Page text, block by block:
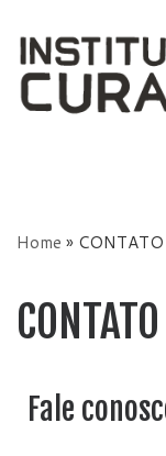
content
Home » CONTATO
CONTATO
Fale